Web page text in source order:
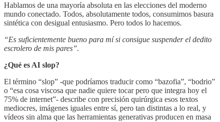
Hablamos de una mayoría absoluta en las elecciones del moderno
mundo conectado. Todos, absolutamente todos, consumimos basura
sintética con desigual entusiasmo. Pero todos lo hacemos.
“Es suficientemente bueno para mí si consigue suspender el dedito
escrolero de mis pares”.
¿Qué es AI slop?
El término “slop” -que podríamos traducir como “bazofia”, “bodrio”
o “esa cosa viscosa que nadie quiere tocar pero que integra hoy el
75% de internet”- describe con precisión quirúrgica esos textos
mediocres, imágenes iguales entre sí, pero tan distintas a lo real, y
vídeos sin alma que las herramientas generativas producen en masa